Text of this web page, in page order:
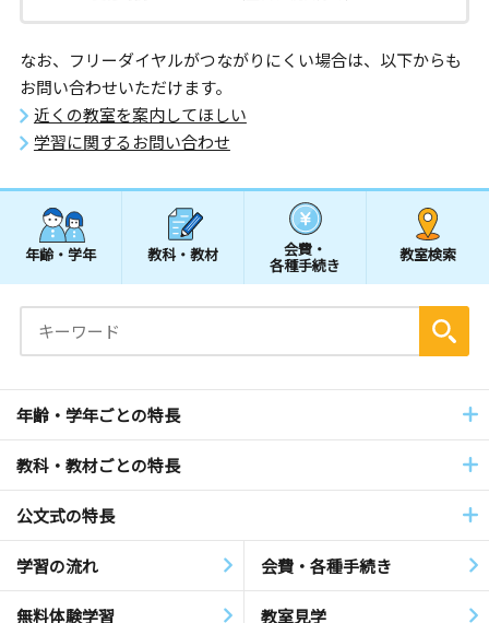
なお、フリーダイヤルがつながりにくい場合は、以下からも
お問い合わせいただけます。
近くの教室を案内してほしい
学習に関するお問い合わせ
年齢・学年 教科・教材 会費・
各種手続き
教室検索
年齢・学年ごとの特長
教科・教材ごとの特長
公文式の特長
学習の流れ 会費・各種手続き
無料体験学習 教室見学